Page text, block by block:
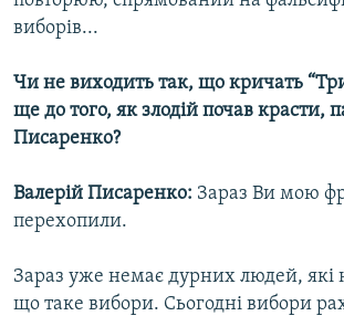
виборів...
Чи не виходить так, що кричать
ще до того, як злодій почав красти,
Писаренко?
Валерій Писаренко: Зараз Ви мою
перехопили.
Зараз уже немає дурних людей, які
що таке вибори. Сьогодні вибори